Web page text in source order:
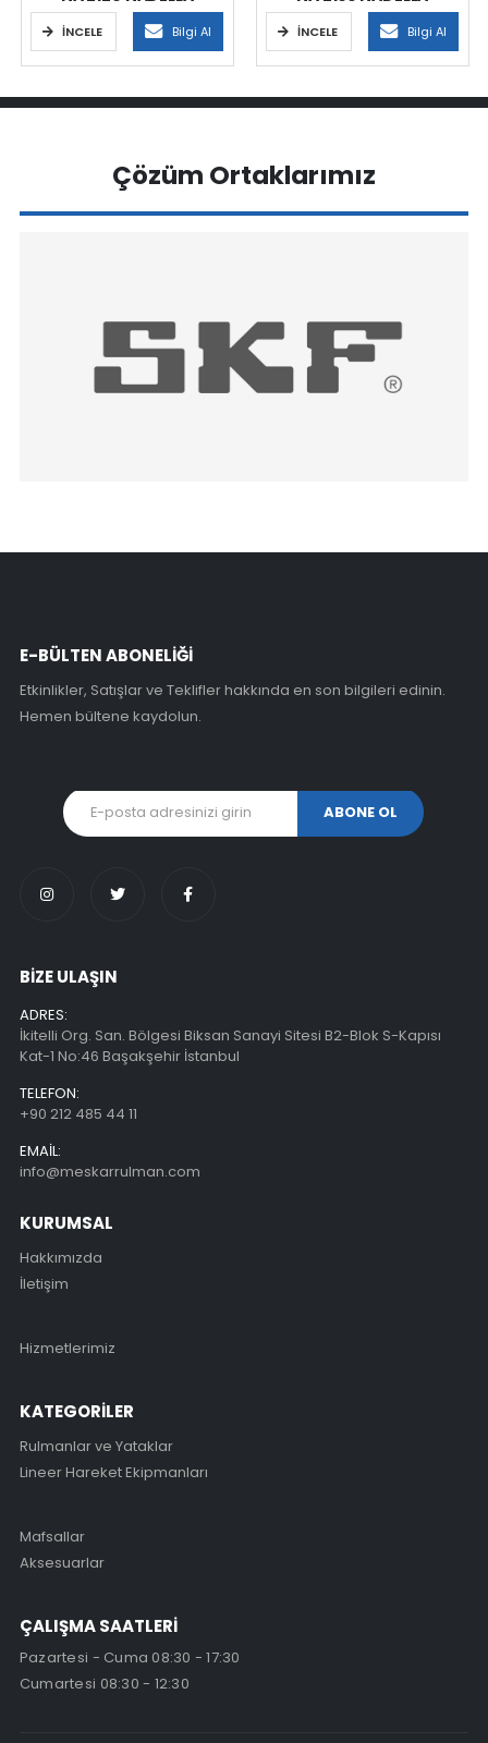
İNCELE Bilgi Al İNCELE Bilgi Al
Çözüm Ortaklarımız
E-BÜLTEN ABONELİĞİ
Etkinlikler, Satışlar ve Teklifler hakkında en son bilgileri edinin.
Hemen bültene kaydolun.
BİZE ULAŞIN
ADRES:
İkitelli Org. San. Bölgesi Biksan Sanayi Sitesi B2-Blok S-Kapısı
Kat-1 No:46 Başakşehir İstanbul
TELEFON:
+90 212 485 44 11
EMAIL:
info@meskarrulman.com
KURUMSAL
Hakkımızda
İletişim
Hizmetlerimiz
KATEGORİLER
Rulmanlar ve Yataklar
Lineer Hareket Ekipmanları
Mafsallar
Aksesuarlar
ÇALIŞMA SAATLERİ
Pazartesi - Cuma 08:30 - 17:30
Cumartesi 08:30 - 12:30